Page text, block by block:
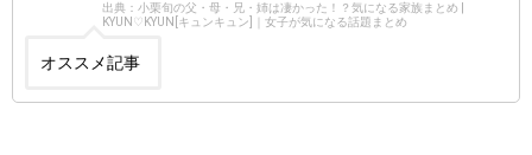
出典：小栗旬の父・母・兄・姉は凄かった！？気になる家族まとめ |
KYUN♡KYUN[キュンキュン]｜女子が気になる話題まとめ
オススメ記事